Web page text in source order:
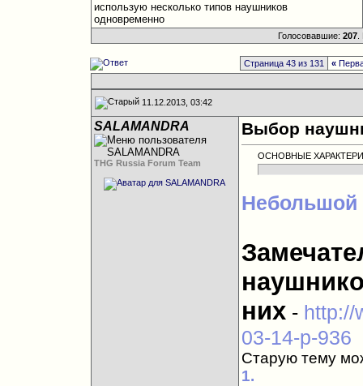
использую несколько типов наушников
одновременно
Голосовавшие: 207.
Страница 43 из 131 «
11.12.2013, 03:42
SALAMANDRA
THG Russia Forum Team
Выбор
ОСНОВНЫЕ
Небольшой
них- http://
03-14-p-936
Старую тему
1.